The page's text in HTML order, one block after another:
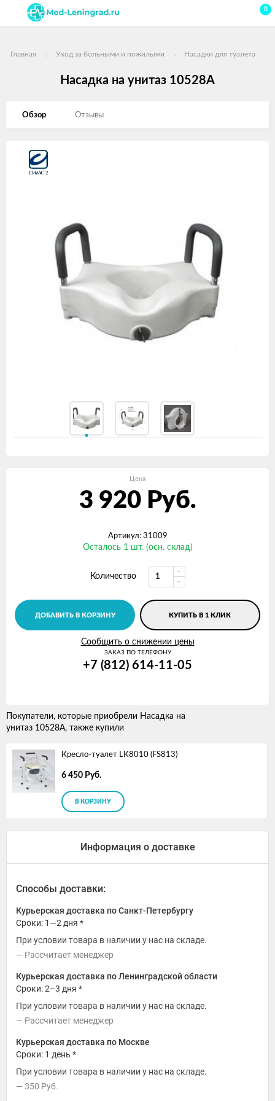
0
Главная Уход за больными и пожилыми Насадки для туалета
Насадка на унитаз 10528А
Обзор Отзывы
Изображения
Цена
3 920 Руб.
Артикул: 31009
Осталось 1 шт. (осн. склад)
Количество
ДОБАВИТЬ В КОРЗИНУ КУПИТЬ В 1 КЛИК
Сообщить о снижении цены
ЗАКАЗ ПО ТЕЛЕФОНУ
+7 (812) 614-11-05
Покупатели, которые приобрели Насадка на
унитаз 10528А, также купили
Кресло-туалет LK8010 (FS813)
6 450 Руб.
В КОРЗИНУ
Информация о доставке
Способы доставки:
Курьерская доставка по Санкт-Петербургу
Сроки: 1—2 дня *
При условии товара в наличии у нас на складе.
Рассчитает менеджер
Курьерская доставка по Ленинградской области
Сроки: 2–3 дня *
При условии товара в наличии у нас на складе.
Рассчитает менеджер
Курьерская доставка по Москве
Сроки: 1 день *
При условии товара в наличии у нас на складе.
350 Руб.